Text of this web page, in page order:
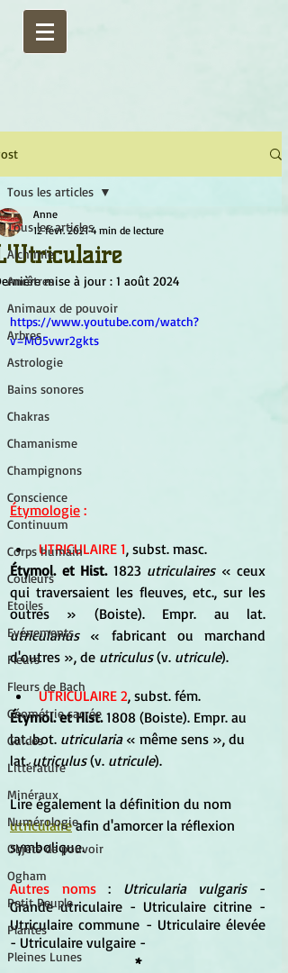
Tous les articles
Alchimie
Ancêtres
Animaux de pouvoir
Arbres
Astrologie
Bains sonores
Chakras
Chamanisme
Champignons
Conscience
Continuum
Corps humain
Couleurs
Etoiles
Evénements
Fleurs
Fleurs de Bach
Géométrie sacrée
Guides
Littérature
Minéraux
Numérologie
Objets de pouvoir
Ogham
Petit Peuple
Plantes
Pleines Lunes
Tous les articles
Anne
12 févr. 2021 4 min de lecture
mise à jour : 1 août 2024
https://www.youtube.com/watch?
v=MO5vwr2gkts
Étymologie :
UTRICULAIRE 1, subst. masc.
Étymol. et Hist. 1823 utriculaires « ceux
qui traversaient les fleuves, etc., sur les
utricularius « fabricant ou marchand
d'outres », de utriculus (v. utricule).
UTRICULAIRE 2, subst. fém.
Étymol. et Hist. 1808 (Boiste). Empr. au
lat. bot. utricularia « même sens », du
lat. utriculus (v. utricule).
Lire également la définition du nom
utriculaire afin d'amorcer la réflexion
symbolique.
Autres noms : Utricularia vulgaris -
Grande utriculaire - Utriculaire citrine -
Utriculaire commune - Utriculaire élevée
- Utriculaire vulgaire -
*